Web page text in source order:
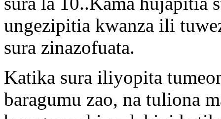
ungezipitia kwanza ili
sura zinazofuata.
Katika sura iliyopita
baragumu zao, na tuliona